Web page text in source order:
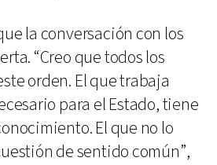
la conversación con los
“Creo que todos los
orden. El que trabaja
para el Estado, tiene
El que no lo
de sentido común”,